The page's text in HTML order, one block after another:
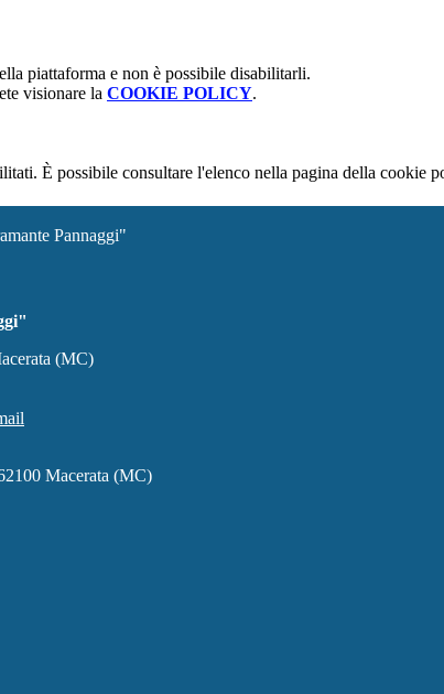
piattaforma e non è possibile disabilitarli.
visionare la COOKIE POLICY.
È possibile consultare l'elenco nella pagina della cookie
Pannaggi"
(MC)
Macerata (MC)